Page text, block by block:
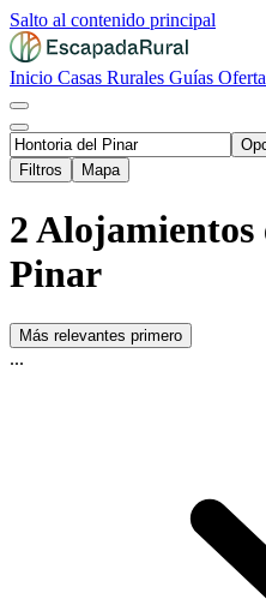
Salto al contenido principal
Inicio Casas Rurales Guías
Filtros
Mapa
2
Pinar
Más relevantes primero
...